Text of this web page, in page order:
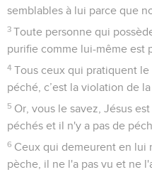
semblables à lui parce que
3 Toute personne qui
purifie comme lui-même est
4 Tous ceux qui pratiquent
péché, c’est la violation de la
5 Or, vous le savez, Jésus
péchés et il n'y a pas de
6 Ceux qui demeurent en lui
pèche, il ne l'a pas vu et ne